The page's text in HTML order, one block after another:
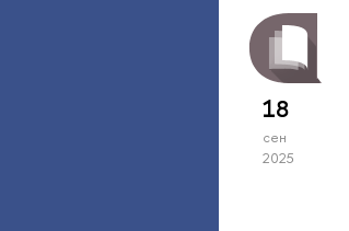
18
сен
2025